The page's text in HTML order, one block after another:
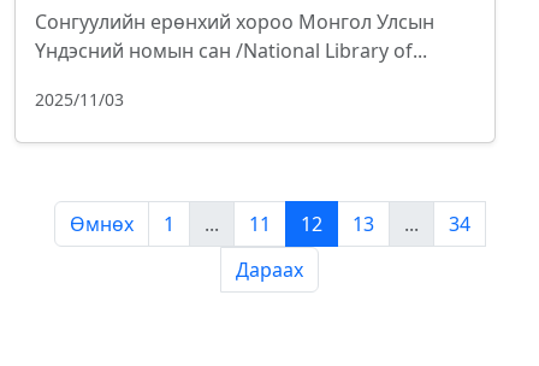
Сонгуулийн ерөнхий хороо Монгол Улсын
Үндэсний номын сан /National Library of...
2025/11/03
Өмнөх 1 ... 11 12 13 ...
34
Дараах